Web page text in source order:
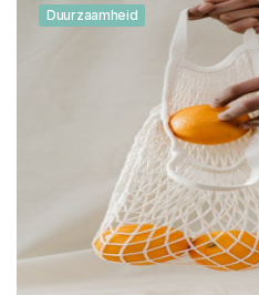
Duurzaamheid